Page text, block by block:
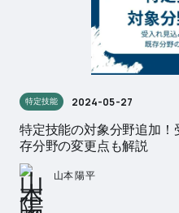
特定技能 2024-05-27
特定技能の対象分野追加
存分野の変更点も解説
山本 陽平